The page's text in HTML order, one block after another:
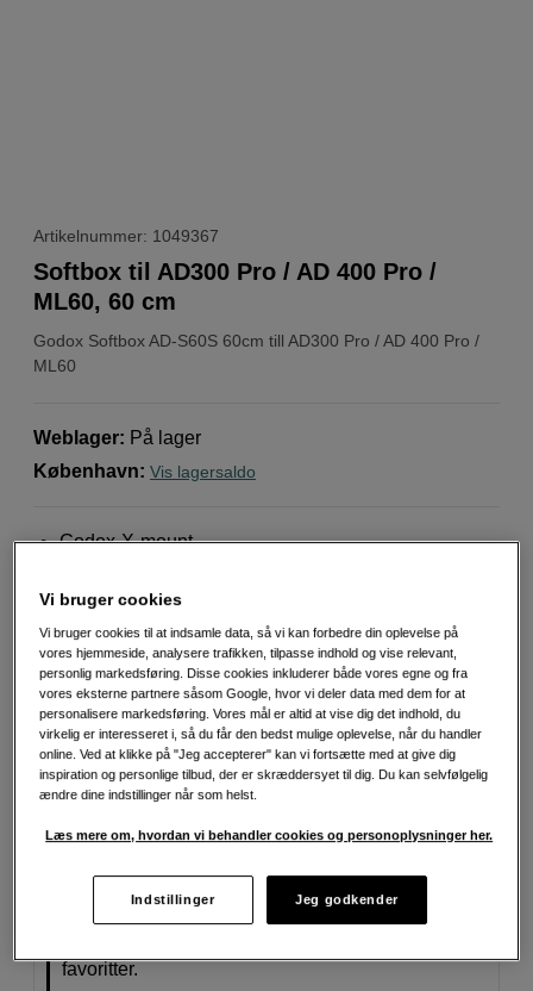
Artikelnummer: 1049367
Godox Softbox AD-S60S 60cm till AD300 Pro / AD 400 Pro /
ML60
Softbox til AD300 Pro / AD 400 Pro /
ML60, 60 cm
Weblager: På lager
København: Vis lagersaldo
Godox-X-mount
Let at samle
Mere information
425 DKK
Læg i indkøbskurv
Vi anbefaler
Dette er et produkt, vi virkelig godt kan lide. Hold
favoritter.
Vi bruger cookies
Vi bruger cookies til at indsamle data, så vi kan forbedre din oplevelse på
vores hjemmeside, analysere trafikken, tilpasse indhold og vise relevant,
personlig markedsføring. Disse cookies inkluderer både vores egne og fra
vores eksterne partnere såsom Google, hvor vi deler data med dem for at
personalisere markedsføring. Vores mål er altid at vise dig det indhold, du
virkelig er interesseret i, så du får den bedst mulige oplevelse, når du handler
online. Ved at klikke på "Jeg accepterer" kan vi fortsætte med at give dig
inspiration og personlige tilbud, der er skræddersyet til dig. Du kan selvfølgelig
ændre dine indstillinger når som helst.
Læs mere om, hvordan vi behandler cookies og personoplysninger her.
Indstillinger Jeg godkender